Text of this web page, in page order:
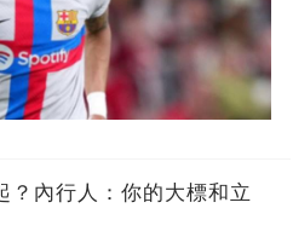
？內行人：你的大標和立